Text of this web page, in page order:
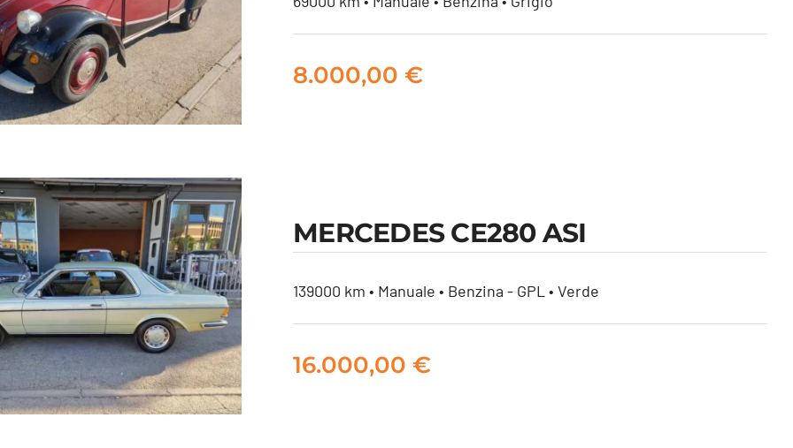
2 CV
8.000,00€
MERCEDES CE280 ASI
139000 km • Manuale • Benzina - GPL • Verde
16.000,00€